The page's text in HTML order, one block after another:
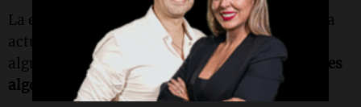
La escuela inclusiva del Córdoba Athletic cuenta
actualmente con más de 60 jugadores. "Ver que
algunos de ellos llegan a la selección argentina es
algo increíble para nosotras", remarcó Zabala.